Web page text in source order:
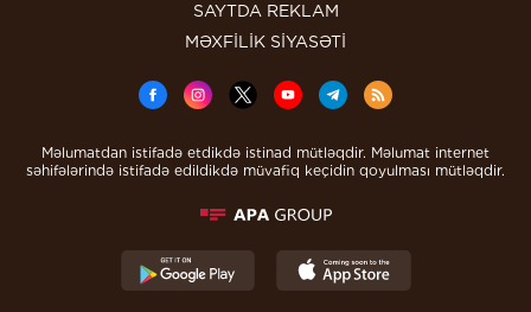
SAYTDA REKLAM
MƏXFİLİK SİYASƏTİ
Məlumatdan istifadə etdikdə istinad mütləqdir. Məlumat internet
səhifələrində istifadə edildikdə müvafiq keçidin qoyulması mütləqdir.